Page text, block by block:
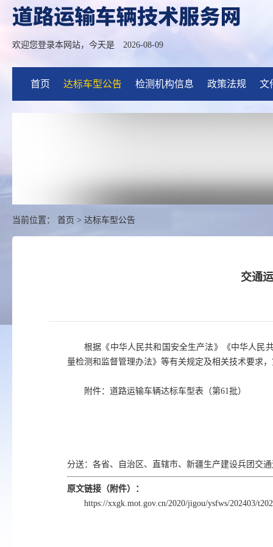
欢迎您登录本网站，今天是 2026-08-09
首页 达标车型公告 检测机构信息 政策法规 文
当前位置： 首页 > 达标车型公告
交通
根据《中华人民共和国安全生产法》《中华人民
量检测和监督管理办法》等有关规定及相关技术要求
附件：道路运输车辆达标车型表（第61批）
分送：各省、自治区、直辖市、新疆生产建设兵团交
原文链接（附件）：
https://xxgk.mot.gov.cn/2020/jigou/ysfws/202403/